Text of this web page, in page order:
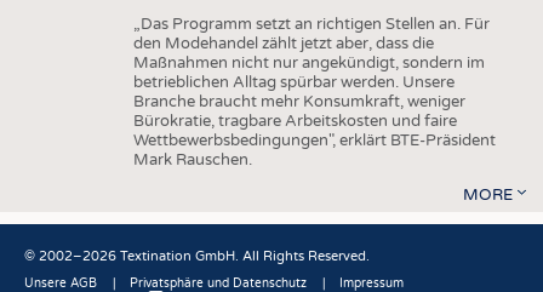
„Das Programm setzt an richtigen Stellen an. Für
den Modehandel zählt jetzt aber, dass die
Maßnahmen nicht nur angekündigt, sondern im
betrieblichen Alltag spürbar werden. Unsere
Branche braucht mehr Konsumkraft, weniger
Bürokratie, tragbare Arbeitskosten und faire
Wettbewerbsbedingungen", erklärt BTE-Präsident
Mark Rauschen.
MORE
© 2002–2026 Textination GmbH. All Rights Reserved.
Unsere AGB Privatsphäre und Datenschutz Impressum